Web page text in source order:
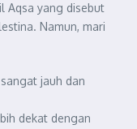
Aqsa yang disebut
Namun, mari
jauh dan
dekat dengan